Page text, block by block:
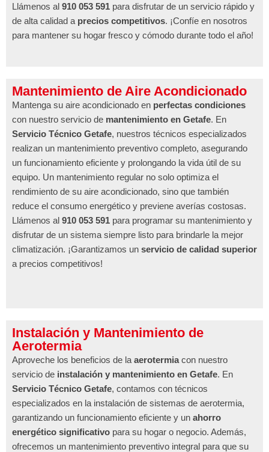
Llámenos al 910 053 591 para disfrutar de un servicio rápido y
de alta calidad a precios competitivos. ¡Confíe en nosotros
para mantener su hogar fresco y cómodo durante todo el año!
Mantenimiento de Aire Acondicionado
Mantenga su aire acondicionado en perfectas condiciones
con nuestro servicio de mantenimiento en Getafe. En
Servicio Técnico Getafe, nuestros técnicos especializados
realizan un mantenimiento preventivo completo, asegurando
un funcionamiento eficiente y prolongando la vida útil de su
equipo. Un mantenimiento regular no solo optimiza el
rendimiento de su aire acondicionado, sino que también
reduce el consumo energético y previene averías costosas.
Llámenos al 910 053 591 para programar su mantenimiento y
disfrutar de un sistema siempre listo para brindarle la mejor
climatización. ¡Garantizamos un servicio de calidad superior
a precios competitivos!
Instalación y Mantenimiento de
Aerotermia
Aproveche los beneficios de la aerotermiacon nuestro
servicio de instalación y mantenimiento en Getafe. En
Servicio Técnico Getafe, contamos con técnicos
especializados en la instalación de sistemas de aerotermia,
garantizando un funcionamiento eficiente y un ahorro
energético significativo para su hogar o negocio. Además,
ofrecemos un mantenimiento preventivo integral para que su